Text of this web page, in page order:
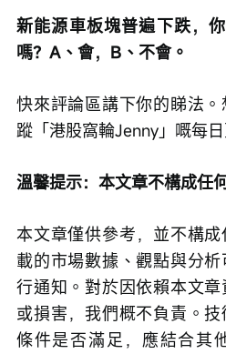
新能源車板塊普遍下跌，
嗎？A、會，B、不會。
快來評論區講下你的睇法
蹤「港股窩輪Jenny」嘅每日
溫馨提示：本文章不構成任
本文章僅供參考，並不構
載的市場數據、觀點與分
行通知。對於因依賴本文
或損害，我們概不負責。
條件是否滿足，應結合其